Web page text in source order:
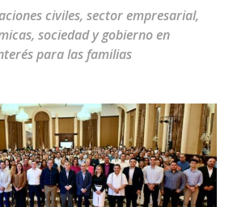
civiles, sector empresarial,
sociedad y gobierno en
para las familias